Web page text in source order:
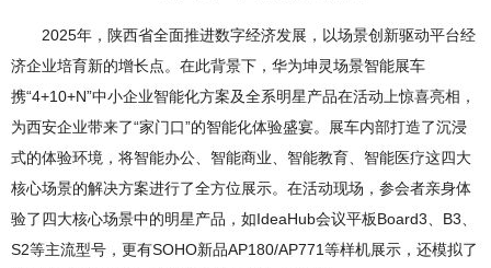
2025年，陕西省全面推进数字经济发展，以场景创新驱动平台经
济企业培育新的增长点。在此背景下，华为坤灵场景智能展车
携“4+10+N”中小企业智能化方案及全系明星产品在活动上惊喜亮相，
为西安企业带来了“家门口”的智能化体验盛宴。展车内部打造了沉浸
式的体验环境，将智能办公、智能商业、智能教育、智能医疗这四大
核心场景的解决方案进行了全方位展示。在活动现场，参会者亲身体
验了四大核心场景中的明星产品，如IdeaHub会议平板Board3、B3、
S2等主流型号，更有SOHO新品AP180/AP771等样机展示，还模拟了